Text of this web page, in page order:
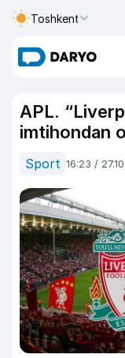
Toshkent
APL.
imtihondan
Sport 16:23 /